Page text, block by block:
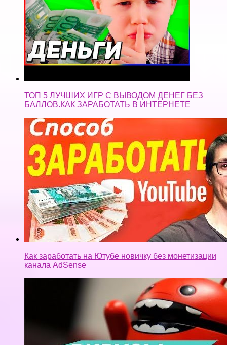
ТОП 5 ЛУЧШИХ ИГР С ВЫВОДОМ ДЕНЕГ БЕЗ
БАЛЛОВ.КАК ЗАРАБОТАТЬ В ИНТЕРНЕТЕ
Как заработать на Ютубе новичку без монетизации
канала AdSense